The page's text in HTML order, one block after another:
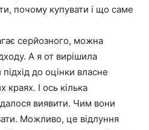
почому купувати і що саме
серйозного, можна
А я от вирішила
до оцінки власне
краях. І ось кілька
виявити. Чим вони
Можливо, це відлуння